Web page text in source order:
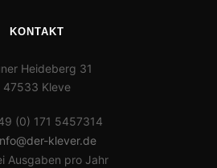
KONTAKT
Heideberg 31
47533 Kleve
(0) 171 5457314
klever.de
Ausgaben pro Jahr